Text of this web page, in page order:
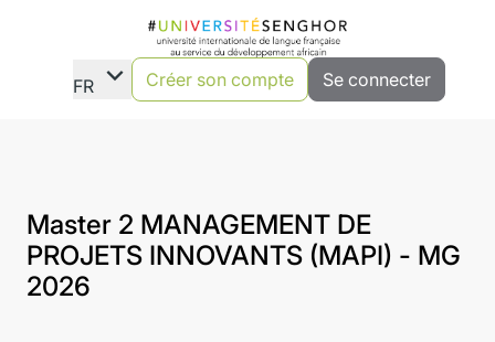
FR expand_more Créer son compte Se connecter
Master 2 MANAGEMENT DE
PROJETS INNOVANTS (MAPI) - MG
2026